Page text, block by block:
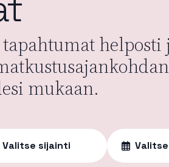
helposti
mukaan.
Valitse sijainti